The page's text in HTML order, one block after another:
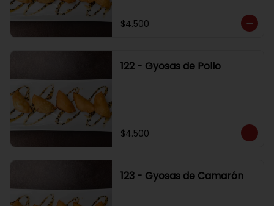
$4.500
122 - Gyosas de Pollo
$4.500
123 - Gyosas de Camarón